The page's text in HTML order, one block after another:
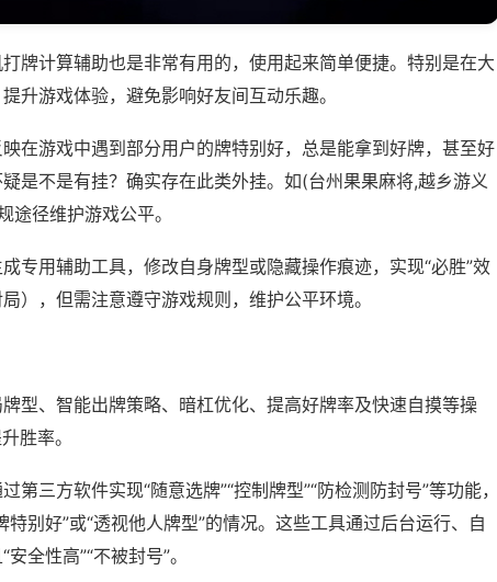
牌计算辅助也是非常有用的，使用起来简单便捷。特别是在大
升游戏体验，避免影响好友间互动乐趣。
在游戏中遇到部分用户的牌特别好，总是能拿到好牌，甚至好
是不是有挂？确实存在此类外挂。如(台州果果麻将,越乡游义
途径维护游戏公平。
专用辅助工具，修改自身牌型或隐藏操作痕迹，实现“必胜”效
），但需注意遵守游戏规则，维护公平环境。
型、智能出牌策略、暗杠优化、提高好牌率及快速自摸等操
胜率。
第三方软件实现“随意选牌”“控制牌型”“防检测防封号”等功能，
别好”或“透视他人牌型”的情况。这些工具通过后台运行、自
全性高”“不被封号”。